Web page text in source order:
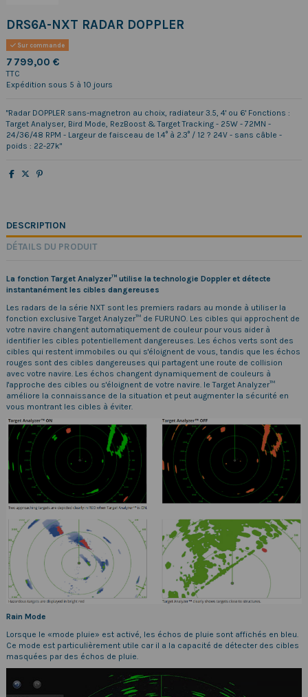
DRS6A-NXT RADAR DOPPLER
Sur commande
7 799,00 €
TTC
Expédition sous 5 à 10 jours
"Radar DOPPLER sans-magnetron au choix, radiateur 3.5, 4' ou 6' Fonctions :
Target Analyser, Bird Mode, RezBoost & Target Tracking - 25W - 72MN -
24/36/48 RPM - Largeur de faisceau de 1.4° à 2.3° / 12 ? 24V - sans câble -
poids : 22-27k"
DESCRIPTION
DÉTAILS DU PRODUIT
La fonction Target Analyzer™ utilise la technologie Doppler et détecte
instantanément les cibles dangereuses
Les radars de la série NXT sont les premiers radars au monde à utiliser la
fonction exclusive Target Analyzer™ de FURUNO. Les cibles qui approchent de
votre navire changent automatiquement de couleur pour vous aider à
identifier les cibles potentiellement dangereuses. Les échos verts sont des
cibles qui restent immobiles ou qui s'éloignent de vous, tandis que les échos
rouges sont des cibles dangereuses qui partagent une route de collision
avec votre navire. Les échos changent dynamiquement de couleurs à
l'approche des cibles ou s'éloignent de votre navire. le Target Analyzer™
améliore la connaissance de la situation et peut augmenter la sécurité en
vous montrant les cibles à éviter.
Rain Mode
Lorsque le «mode pluie» est activé, les échos de pluie sont affichés en bleu.
Ce mode est particulièrement utile car il a la capacité de détecter des cibles
masquées par des échos de pluie.